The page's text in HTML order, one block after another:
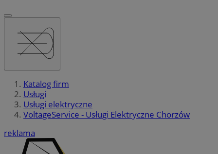
Katalog firm
Usługi
Usługi elektryczne
VoltageService - Usługi Elektryczne Chorzów
reklama